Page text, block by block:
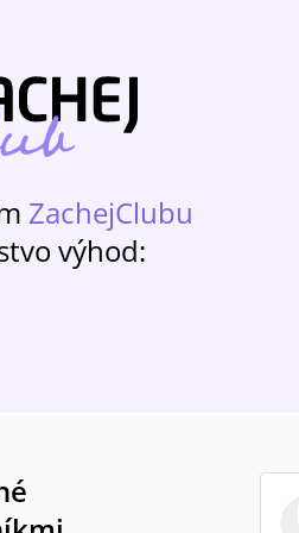
ZachejClubu
výhod: